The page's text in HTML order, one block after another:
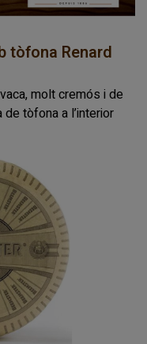
tòfona Renard
molt cremós i de
tòfona a l’interior